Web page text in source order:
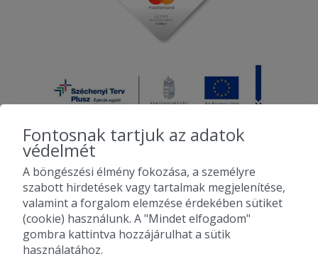
2010-2026 Copyright - Falatozz.hu - Diston-line Kft.
Pizza, gyros, hamburger, menük kedvező áron, egy helyen az összes
étterem ajánlata.
Fontosnak tartjuk az adatok
védelmét
A böngészési élmény fokozása, a személyre
szabott hirdetések vagy tartalmak megjelenítése,
valamint a forgalom elemzése érdekében sütiket
(cookie) használunk. A "Mindet elfogadom"
gombra kattintva hozzájárulhat a sütik
használatához.